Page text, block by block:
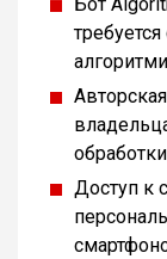
Доступ к